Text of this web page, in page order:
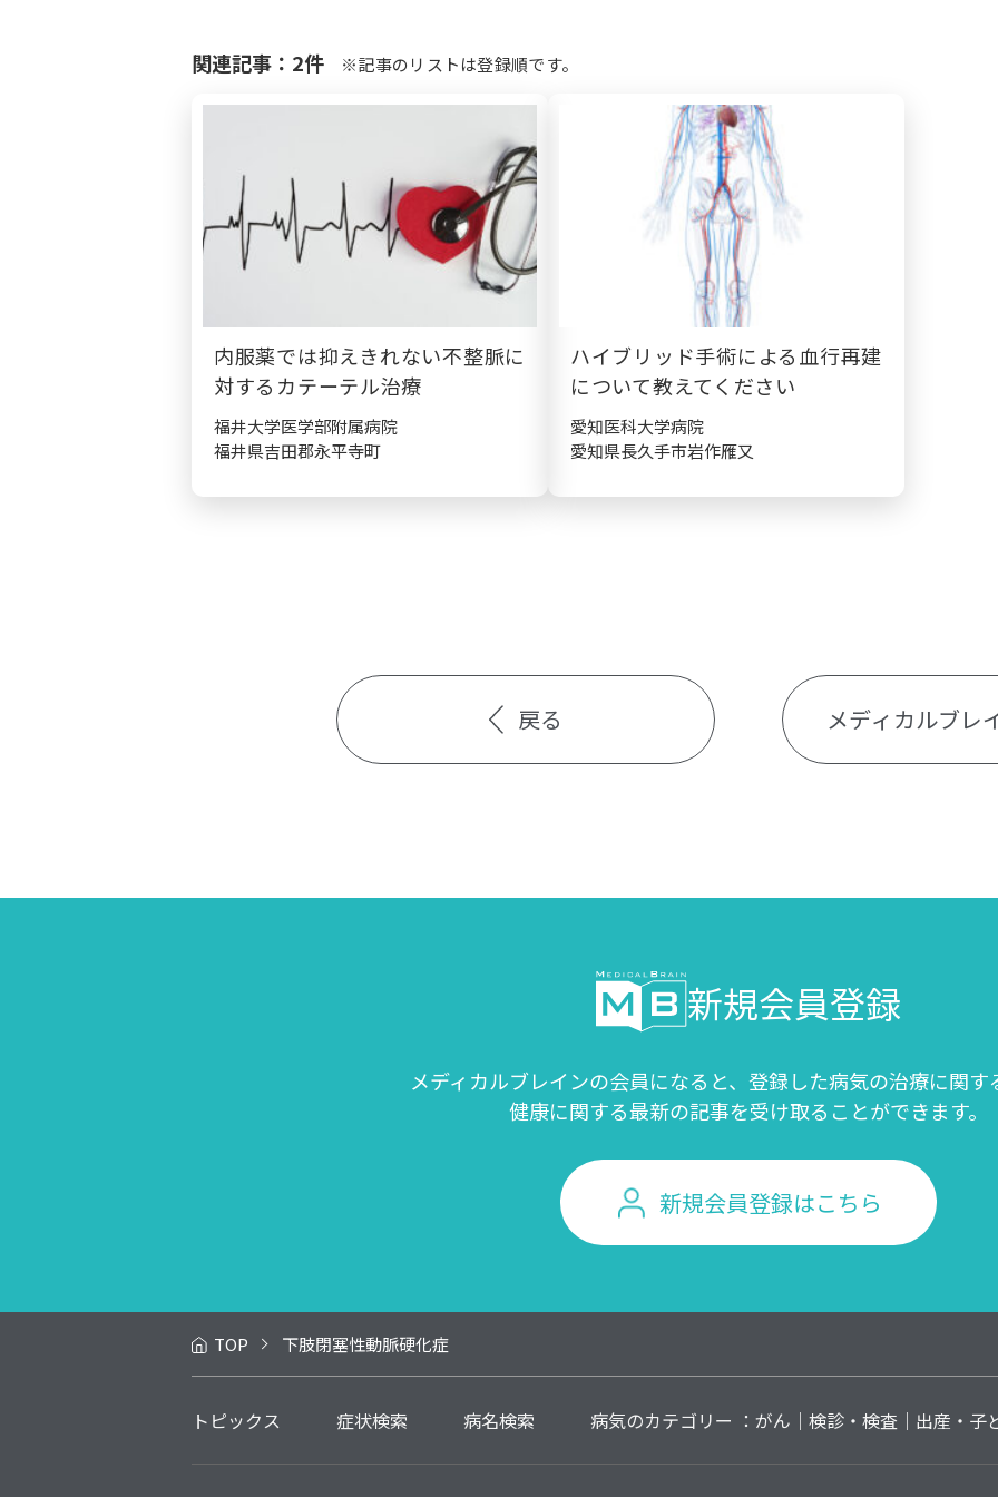
関連記事：2件 ※記事のリストは登録順です。
内服薬では抑えきれない不整脈に
対するカテーテル治療
福井大学医学部附属病院
福井県吉田郡永平寺町
ハイブリッド手術による血行再建
について教えてください
愛知医科大学病院
愛知県長久手市岩作雁又
戻る メディカルブレ
新規会員登録
メディカルブレインの会員になると、登録した病気の治療に関す
健康に関する最新の記事を受け取ることができます。
新規会員登録はこちら
TOP 下肢閉塞性動脈硬化症
トピックス 症状検索 病名検索 病気のカテゴリー ： がん 検診・検査 出産・子